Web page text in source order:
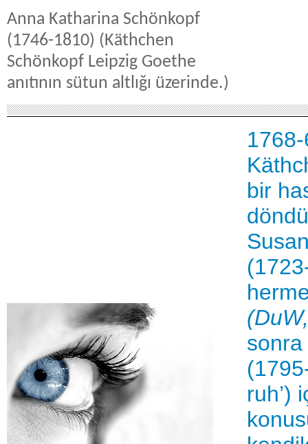
Anna Katharina Schönkopf
(1746-1810) (Käthchen
Schönkopf Leipzig Goethe
anıtının sütun altlığı üzerinde.)
bir
(DuW,
sonra
ruh’)